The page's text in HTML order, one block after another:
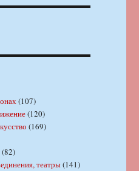
(107)
(120)
(169)
(82)
театры(141)